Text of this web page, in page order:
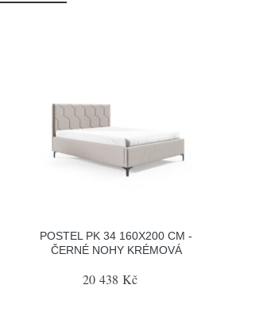
POSTEL PK 34 160X200 CM -
ČERNÉ NOHY KRÉMOVÁ
20 438 Kč